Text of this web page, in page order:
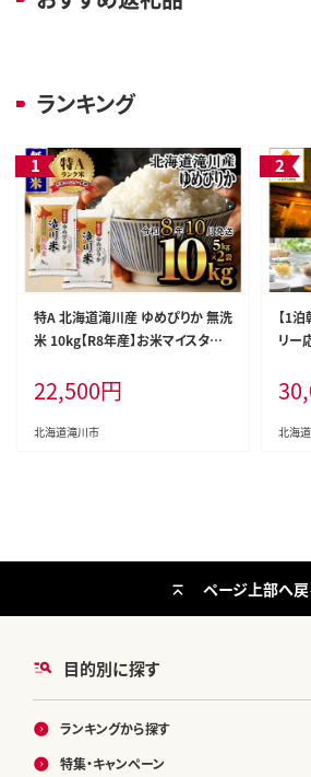
ランキング
特A 北海道滝川産 ゆめぴりか 無洗
米 10kg【R8年産】お米マイスター
米 北海道米 北海道産 白米 精米
米 こめ コメ お米 ご飯 おにぎり 道
産 送料無料 むせんまい 限定 贈答
22,500円
北海道滝川市
【1
リー
北海
目的別に探す
ランキングから探す
特集・キャンペーン
ページ上部へ